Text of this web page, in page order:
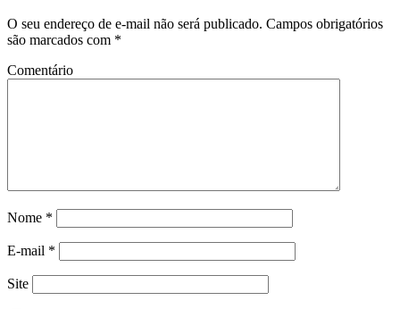
O seu endereço de e-mail não será publicado. Campos obrigatórios
são marcados com *
Comentário
Nome *
E-mail *
Site